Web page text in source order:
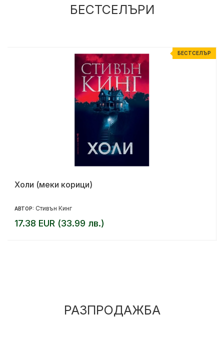
БЕСТСЕЛЪРИ
БЕСТСЕЛЪР
Холи (меки корици)
АВТОР: Стивън Кинг
17.38 EUR (33.99 лв.)
РАЗПРОДАЖБА